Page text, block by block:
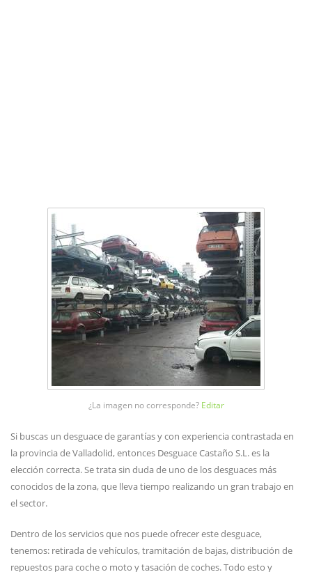
¿La imagen no corresponde? Editar
Si buscas un desguace de garantías y con experiencia contrastada en
la provincia de Valladolid, entonces Desguace Castaño S.L. es la
elección correcta. Se trata sin duda de uno de los desguaces más
conocidos de la zona, que lleva tiempo realizando un gran trabajo en
el sector.
Dentro de los servicios que nos puede ofrecer este desguace,
tenemos: retirada de vehículos, tramitación de bajas, distribución de
repuestos para coche o moto y tasación de coches. Todo esto y